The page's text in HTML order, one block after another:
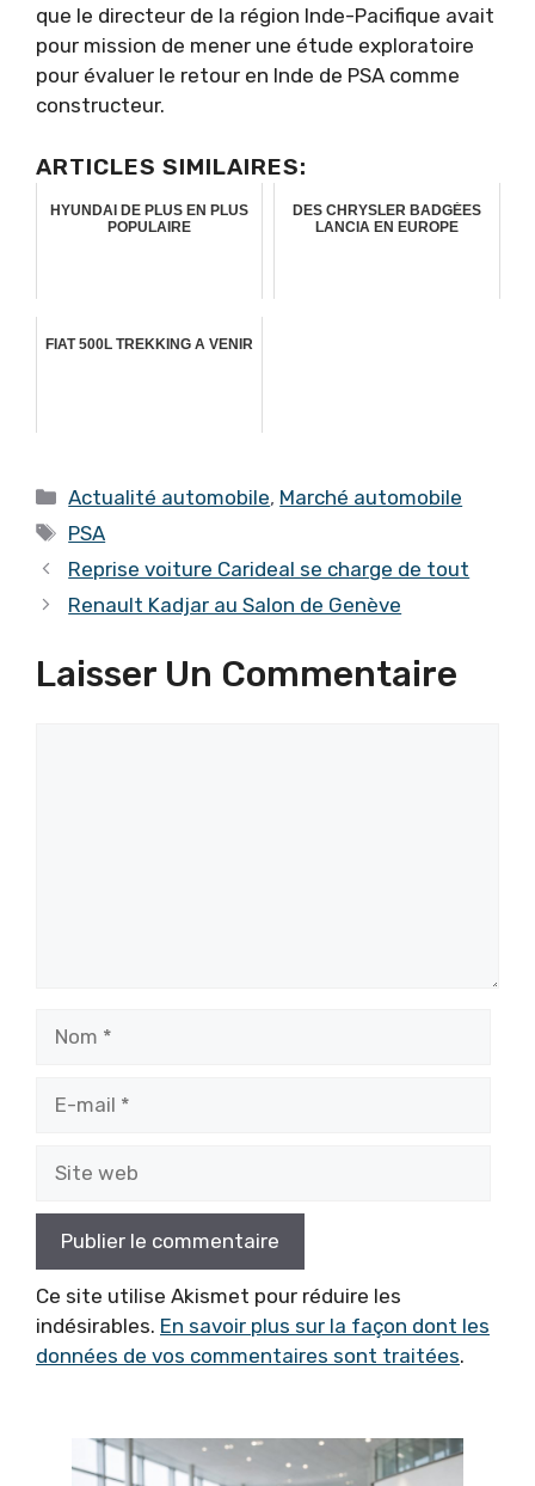
que le directeur de la région Inde-Pacifique avait
pour mission de mener une étude exploratoire
pour évaluer le retour en Inde de PSA comme
constructeur.
ARTICLES SIMILAIRES:
HYUNDAI DE PLUS EN PLUS
POPULAIRE
DES CHRYSLER BADGÉES
LANCIA EN EUROPE
FIAT 500L TREKKING A VENIR
Catégories
Actualité automobile, Marché automobile
Étiquettes
PSA
Reprise voiture Carideal se charge de tout
Renault Kadjar au Salon de Genève
Laisser Un Commentaire
Ce site utilise Akismet pour réduire les
indésirables. En savoir plus sur la façon dont les
données de vos commentaires sont traitées.